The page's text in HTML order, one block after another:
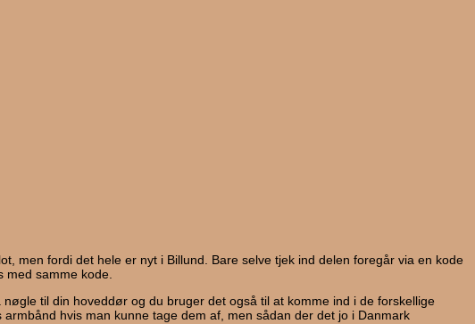
fordi det hele er nyt i Billund. Bare selve tjek ind delen foregår via en kode
med samme kode.
til din hoveddør og du bruger det også til at komme ind i de forskellige
hvis man kunne tage dem af, men sådan der det jo i Danmark